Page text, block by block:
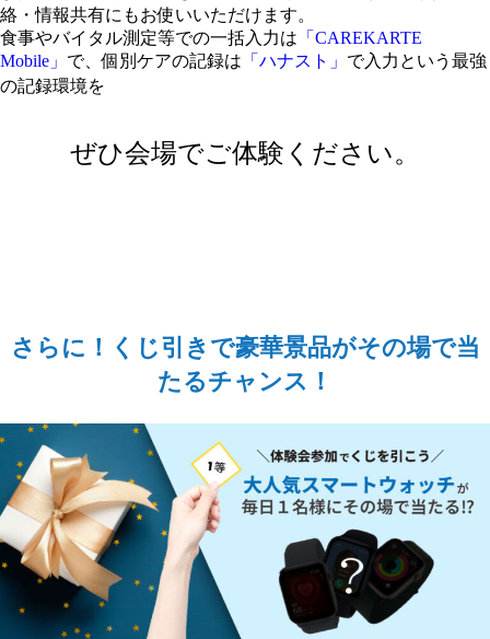
絡・情報共有にもお使いいただけます。
食事やバイタル測定等での一括入力は 「CAREKARTE
Mobile」 で、個別ケアの記録は 「ハナスト」 で入力という最強
の記録環境を
ぜひ会場でご体験ください。
さらに！くじ引きで豪華景品がその場で当
たるチャンス！